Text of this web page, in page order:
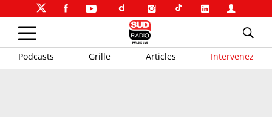
Podcasts Grille Articles Intervenez